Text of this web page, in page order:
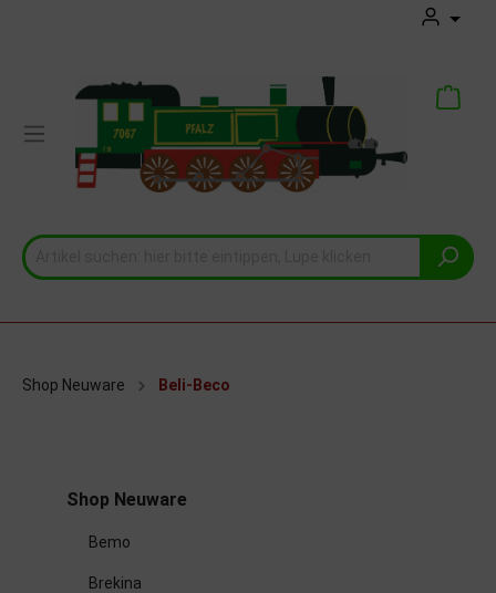
Shop Neuware Beli-Beco
Shop Neuware
Bemo
Brekina